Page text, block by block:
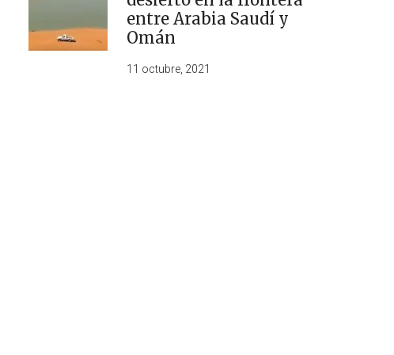
entre Arabia Saudí y
Omán
11 octubre, 2021